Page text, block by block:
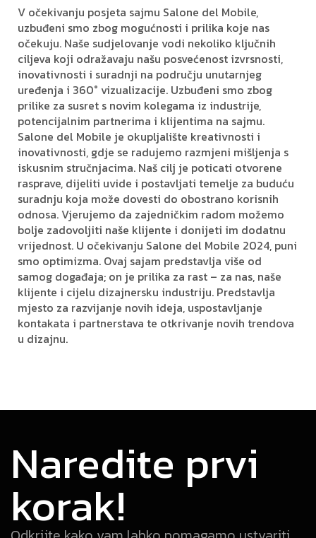
V očekivanju posjeta sajmu Salone del Mobile,
uzbuđeni smo zbog mogućnosti i prilika koje nas
očekuju. Naše sudjelovanje vodi nekoliko ključnih
ciljeva koji odražavaju našu posvećenost izvrsnosti,
inovativnosti i suradnji na području unutarnjeg
uređenja i 360° vizualizacije. Uzbuđeni smo zbog
prilike za susret s novim kolegama iz industrije,
potencijalnim partnerima i klijentima na sajmu.
Salone del Mobile je okupljalište kreativnosti i
inovativnosti, gdje se radujemo razmjeni mišljenja s
iskusnim stručnjacima. Naš cilj je poticati otvorene
rasprave, dijeliti uvide i postavljati temelje za buduću
suradnju koja može dovesti do obostrano korisnih
odnosa. Vjerujemo da zajedničkim radom možemo
bolje zadovoljiti naše klijente i donijeti im dodatnu
vrijednost. U očekivanju Salone del Mobile 2024, puni
smo optimizma. Ovaj sajam predstavlja više od
samog događaja; on je prilika za rast – za nas, naše
klijente i cijelu dizajnersku industriju. Predstavlja
mjesto za razvijanje novih ideja, uspostavljanje
kontakata i partnerstava te otkrivanje novih trendova
u dizajnu.
Naredite prvi
korak!